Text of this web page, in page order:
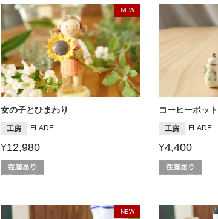
NEW
女の子とひまわり
工房 FLADE
¥12,980
コーヒーポット
工房 FLADE
¥4,400
NEW